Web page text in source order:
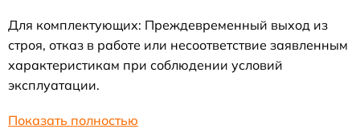
Для комплектующих: Преждевременный выход из
строя, отказ в работе или несоответствие заявленным
характеристикам при соблюдении условий
эксплуатации.
Показать полностью